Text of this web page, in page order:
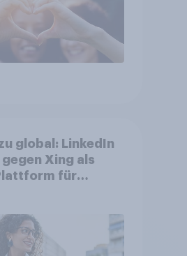
global: LinkedIn
Xing als
für